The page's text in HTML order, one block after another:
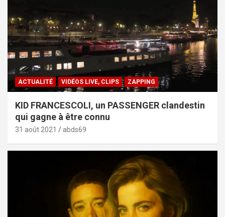
ACTUALITÉ VIDÉOS LIVE, CLIPS ZAPPING
KID FRANCESCOLI, un PASSENGER clandestin
qui gagne à être connu
31 août 2021 abds69